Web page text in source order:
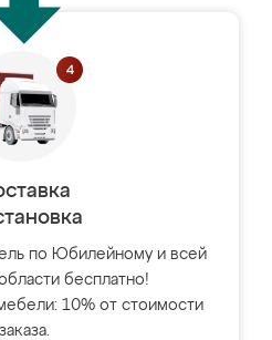
по Юбилейному и всей
бесплатно!
10% от стоимости
заказа.